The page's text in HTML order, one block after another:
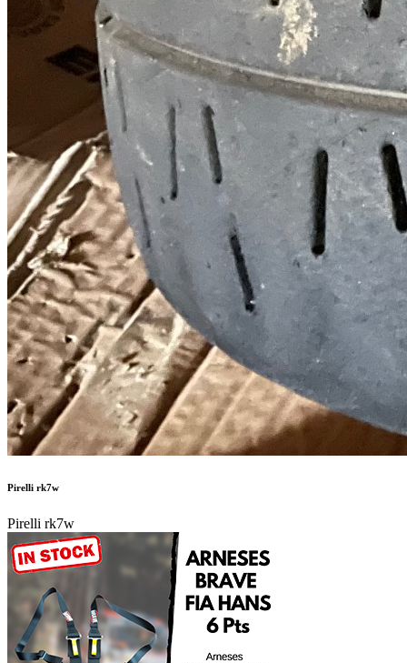
Pirelli rk7w
Pirelli rk7w